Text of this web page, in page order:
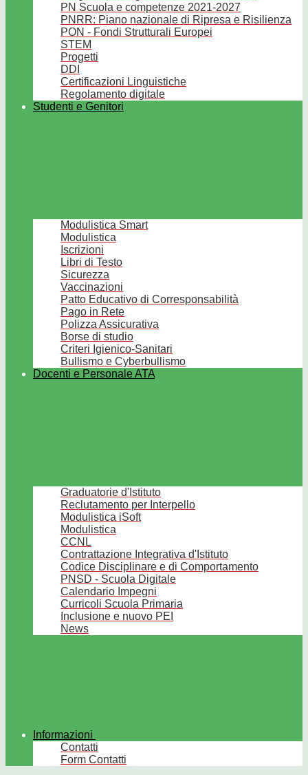
PN Scuola e competenze 2021-2027
PNRR: Piano nazionale di Ripresa e Risilienza
PON - Fondi Strutturali Europei
STEM
Progetti
DDI
Certificazioni Linguistiche
Regolamento digitale
Studenti e Genitori
Modulistica Smart
Modulistica
Iscrizioni
Libri di Testo
Sicurezza
Vaccinazioni
Patto Educativo di Corresponsabilità
Pago in Rete
Polizza Assicurativa
Borse di studio
Criteri Igienico-Sanitari
Bullismo e Cyberbullismo
Docenti e Personale ATA
Graduatorie d'Istituto
Reclutamento per Interpello
Modulistica iSoft
Modulistica
CCNL
Contrattazione Integrativa d'Istituto
Codice Disciplinare e di Comportamento
PNSD - Scuola Digitale
Calendario Impegni
Curricoli Scuola Primaria
Inclusione e nuovo PEI
News
Informazioni
Contatti
Form Contatti